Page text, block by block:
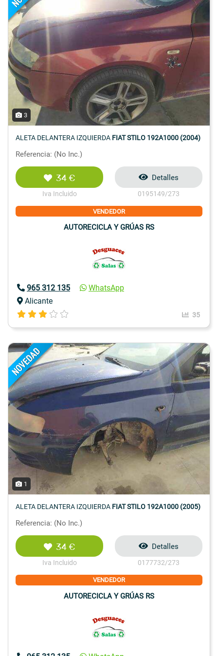
3
ALETA DELANTERA IZQUIERDA FIAT STILO 192A1000 (2004)
Referencia: (No Inc.)
34 €
Iva Incluido
Detalles
0195149/273
VENDEDOR
AUTORECICLA Y GRÚAS RS
965 312 135
WhatsApp
Alicante
35
1
ALETA DELANTERA IZQUIERDA FIAT STILO 192A1000 (2005)
Referencia: (No Inc.)
34 €
Iva Incluido
Detalles
0177732/273
VENDEDOR
AUTORECICLA Y GRÚAS RS